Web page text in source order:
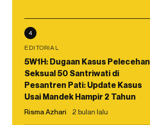
4
EDITORIAL
5W1H: Dugaan Kasus Pelecehan
Seksual 50 Santriwati di
Pesantren Pati: Update Kasus
Usai Mandek Hampir 2 Tahun
Risma Azhari 2 bulan lalu